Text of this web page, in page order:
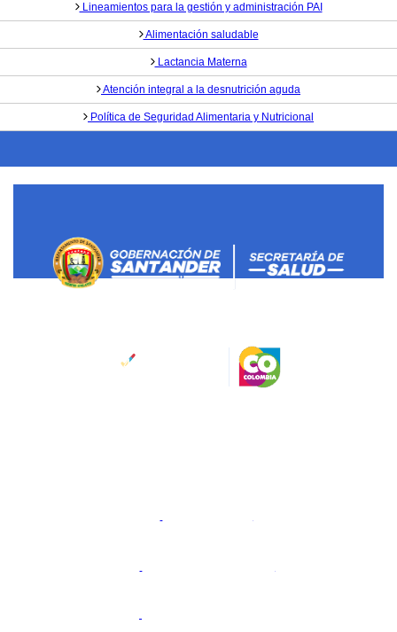
Lineamientos para la gestión y administración PAI
Alimentación saludable
Lactancia Materna
Atención integral a la desnutrición aguda
Política de Seguridad Alimentaria y Nutricional
Calle 45 No 11-52